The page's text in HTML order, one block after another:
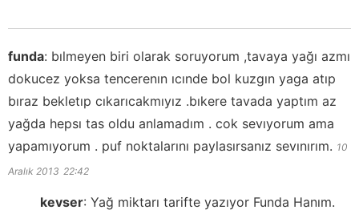
funda: bılmeyen biri olarak soruyorum ,tavaya yağı azmı
dokucez yoksa tencerenın ıcınde bol kuzgın yaga atıp
bıraz bekletıp cıkarıcakmıyız .bıkere tavada yaptım az
yağda hepsı tas oldu anlamadım . cok sevıyorum ama
yapamıyorum . puf noktalarını paylasırsanız sevınırım. 10
Aralık 2013 22:42
kevser: Yağ miktarı tarifte yazıyor Funda Hanım.